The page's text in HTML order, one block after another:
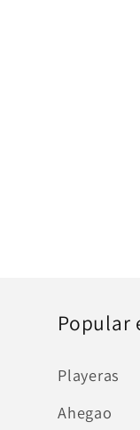
Popular
Playeras
Ahegao